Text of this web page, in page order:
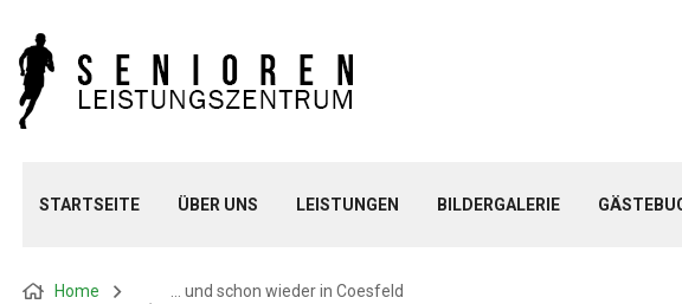
STARTSEITE ÜBER UNS LEISTUNGEN BILDERGALERIE
Home … und schon wieder in Coesfeld